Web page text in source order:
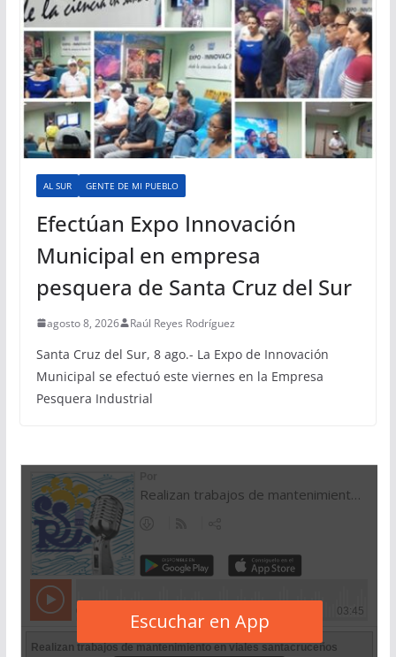
AL SUR GENTE DE MI PUEBLO
Efectúan Expo Innovación
Municipal en empresa
pesquera de Santa Cruz del Sur
agosto 8, 2026 Raúl Reyes Rodríguez
Santa Cruz del Sur, 8 ago.- La Expo de Innovación
Municipal se efectuó este viernes en la Empresa
Pesquera Industrial